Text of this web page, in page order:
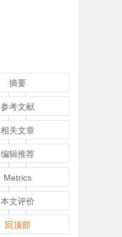
摘要
参考文献
相关文章
编辑推荐
Metrics
本文评价
回顶部